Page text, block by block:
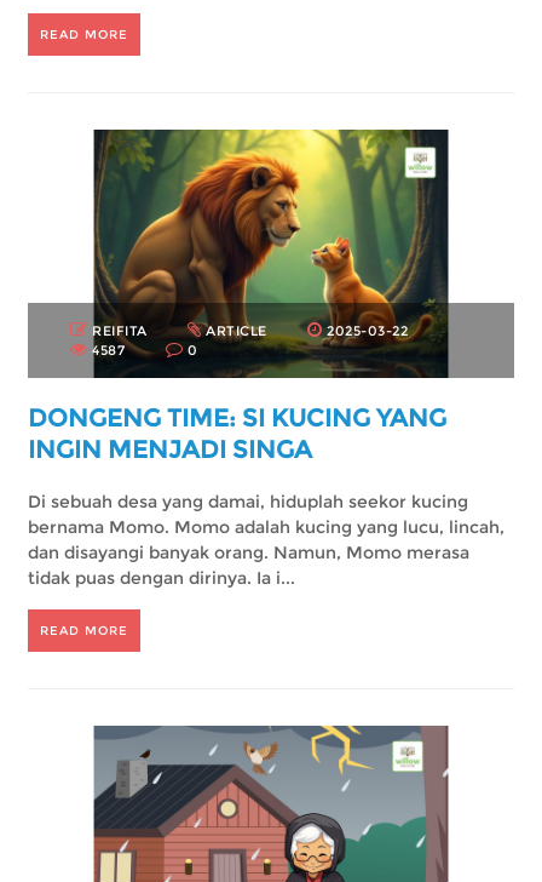
READ MORE
REIFITA ARTICLE
2025-03-22
4587
0
DONGENG TIME: SI KUCING YANG
INGIN MENJADI SINGA
Di sebuah desa yang damai, hiduplah seekor kucing
bernama Momo. Momo adalah kucing yang lucu, lincah,
dan disayangi banyak orang. Namun, Momo merasa
tidak puas dengan dirinya. Ia i...
READ MORE